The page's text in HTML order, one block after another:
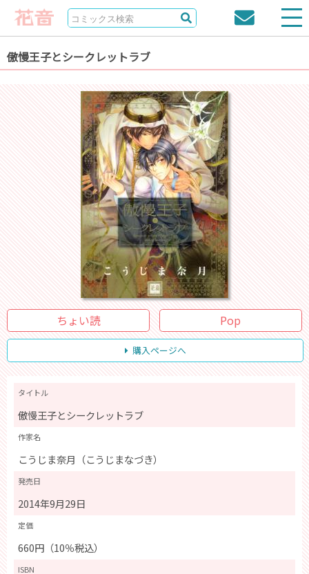
傲慢王子とシークレットラブ
ちょい読 Pop
購入ページへ
タイトル
傲慢王子とシークレットラブ
作家名
こうじま奈月（こうじまなづき）
発売日
2014年9月29日
定価
660円（10％税込）
ISBN